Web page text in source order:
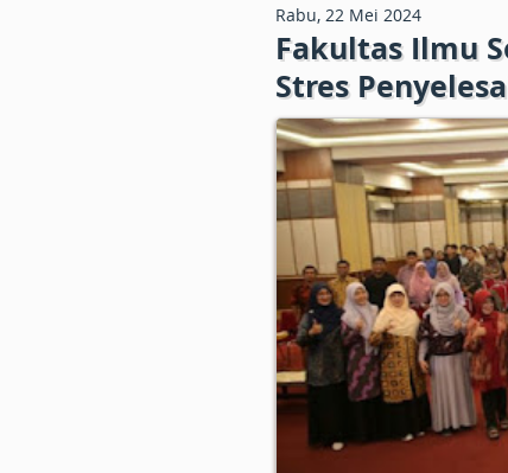
Rabu, 22 Mei 2024
Fakultas Ilmu
Stres